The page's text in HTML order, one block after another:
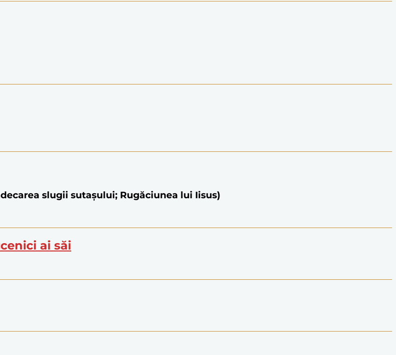
slugii sutașului; Rugăciunea lui Iisus)
ai săi